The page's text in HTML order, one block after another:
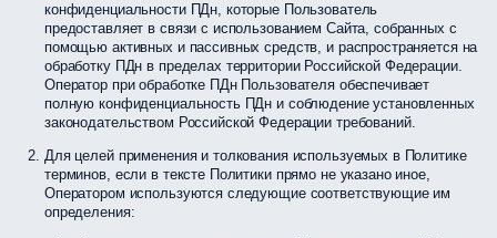
конфиденциальности ПДн, которые Пользователь
предоставляет в связи с использованием Сайта, собранных с
помощью активных и пассивных средств, и распространяется на
обработку ПДн в пределах территории Российской Федерации.
Оператор при обработке ПДн Пользователя обеспечивает
полную конфиденциальность ПДн и соблюдение установленных
законодательством Российской Федерации требований.
Для целей применения и толкования используемых в Политике
терминов, если в тексте Политики прямо не указано иное,
Оператором используются следующие соответствующие им
определения: